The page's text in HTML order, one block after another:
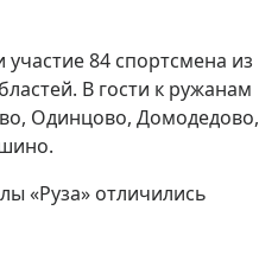
84 спортсмена из
В гости к ружанам
Одинцово, Домодедово,
«Руза» отличились